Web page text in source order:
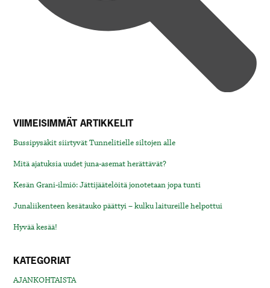
VIIMEISIMMÄT ARTIKKELIT
Bussipysäkit siirtyvät Tunnelitielle siltojen alle
Mitä ajatuksia uudet juna-asemat herättävät?
Kesän Grani-ilmiö: Jättijäätelöitä jonotetaan jopa tunti
Junaliikenteen kesätauko päättyi – kulku laitureille helpottui
Hyvää kesää!
KATEGORIAT
AJANKOHTAISTA